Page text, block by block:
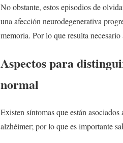
No obstante, estos episodios de
una afección neurodegenerativa
memoria. Por lo que resulta
Aspectos para
normal
Existen síntomas que están
alzhéimer; por lo que es importante